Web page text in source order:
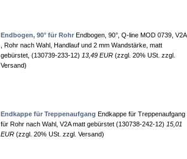
Endbogen, 90° für Rohr Endbogen, 90°, Q-line MOD 0739, V2A
, Rohr nach Wahl, Handlauf und 2 mm Wandstärke, matt
gebürstet, (130739-233-12) 13,49 EUR (zzgl. 20% USt. zzgl.
Versand)
Endkappe für Treppenaufgang Endkappe für Treppenaufgang
für Rohr nach Wahl, V2A matt gebürstet (130738-242-12) 15,01
EUR (zzgl. 20% USt. zzgl. Versand)